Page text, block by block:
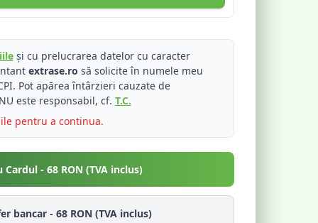
și cu prelucrarea datelor cu caracter
extrase.ro să solicite în numele meu
Pot apărea întârzieri cauzate de
este responsabil, cf. T.C.
pentru a continua.
Cardul - 68 RON (TVA inclus)
bancar - 68 RON (TVA inclus)